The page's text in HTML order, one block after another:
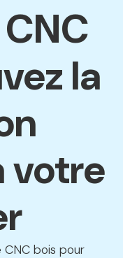
la
votre
CNC bois pour